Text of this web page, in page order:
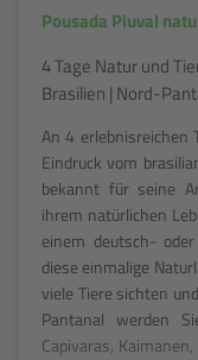
Pousada Piuval
4 Tage Natur und
Brasilien | Nord-
An 4 erlebnisreichen
Eindruck vom
bekannt für seine
ihrem natürlichen
einem deutsch-
diese einmalige
viele Tiere sichten
Pantanal werden
Capivaras,